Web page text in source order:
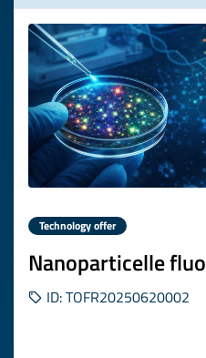
Technology offer
Nanoparticelle
ID: TOFR20250620002